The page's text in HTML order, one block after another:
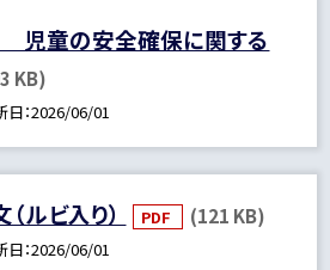
児童の安全確保に関する
KB)
日 2026/06/01
ルビ入り） PDF (121 KB)
日 2026/06/01